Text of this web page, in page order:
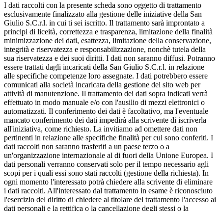
I dati raccolti con la presente scheda sono oggetto di trattamento
esclusivamente finalizzato alla gestione delle iniziative della San
Giulio S.C.r.l. in cui ti sei iscritto. Il trattamento sarà improntato a
principi di liceità, correttezza e trasparenza, limitazione della finalità
minimizzazione dei dati, esattezza, limitazione della conservazione,
integrità e riservatezza e responsabilizzazione, nonchè tutela della
sua riservatezza e dei suoi diritti. I dati non saranno diffusi. Potranno
essere trattati dagli incaricati della San Giulio S.C.r.l. in relazione
alle specifiche competenze loro assegnate. I dati potrebbero essere
comunicati alla società incaricata della gestione del sito web per
attività di manutenzione. Il trattamento dei dati sopra indicati verrà
effettuato in modo manuale e/o con l'ausilio di mezzi elettronici o
automatizzati. Il conferimento dei dati è facoltativo, ma l'eventuale
mancato conferimento dei dati impedirà alla scrivente di iscriverla
all'iniziativa, come richiesto. La invitiamo ad omettere dati non
pertinenti in relazione alle specifiche finalità per cui sono conferiti. I
dati raccolti non saranno trasferiti a un paese terzo o a
un'organizzazione internazionale al di fuori della Unione Europea. I
dati personali verranno conservati solo per il tempo necessario agli
scopi per i quali essi sono stati raccolti (gestione della richiesta). In
ogni momento l'interessato potrà chiedere alla scrivente di eliminare
i dati raccolti. All'interessato dal trattamento in esame è riconosciuto
l'esercizio del diritto di chiedere al titolare del trattamento l'accesso ai
dati personali e la rettifica o la cancellazione degli stessi o la